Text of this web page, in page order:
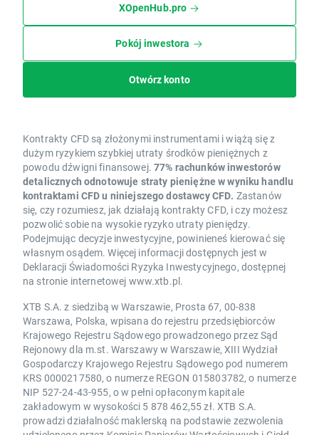
XOpenHub.pro
Pokój inwestora
Otwórz konto
Kontrakty CFD są złożonymi instrumentami i wiążą się z
dużym ryzykiem szybkiej utraty środków pieniężnych z
powodu dźwigni finansowej. 77% rachunków inwestorów
detalicznych odnotowuje straty pieniężne w wyniku handlu
kontraktami CFD u niniejszego dostawcy CFD. Zastanów
się, czy rozumiesz, jak działają kontrakty CFD, i czy możesz
pozwolić sobie na wysokie ryzyko utraty pieniędzy.
Podejmując decyzje inwestycyjne, powinieneś kierować się
własnym osądem. Więcej informacji dostępnych jest w
Deklaracji Świadomości Ryzyka Inwestycyjnego, dostępnej
na stronie internetowej www.xtb.pl.
XTB S.A. z siedzibą w Warszawie, Prosta 67, 00-838
Warszawa, Polska, wpisana do rejestru przedsiębiorców
Krajowego Rejestru Sądowego prowadzonego przez Sąd
Rejonowy dla m.st. Warszawy w Warszawie, XIII Wydział
Gospodarczy Krajowego Rejestru Sądowego pod numerem
KRS 0000217580, o numerze REGON 015803782, o numerze
NIP 527-24-43-955, o w pełni opłaconym kapitale
zakładowym w wysokości 5 878 462,55 zł. XTB S.A.
prowadzi działalność maklerską na podstawie zezwolenia